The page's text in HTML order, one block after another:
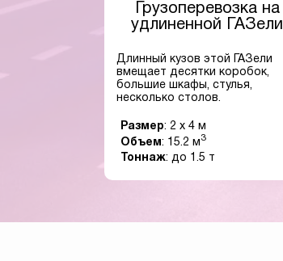
Грузоперевозка на
удлиненной ГАЗели
Длинный кузов этой ГАЗели
вмещает десятки коробок,
большие шкафы, стулья,
несколько столов.
Размер: 2 x 4 м
Объем: 15.2 м 3
Тоннаж: до 1.5 т